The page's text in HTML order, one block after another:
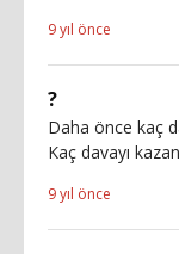
9 yıl önce
?
Daha önce kaç
Kaç davayı
9 yıl önce